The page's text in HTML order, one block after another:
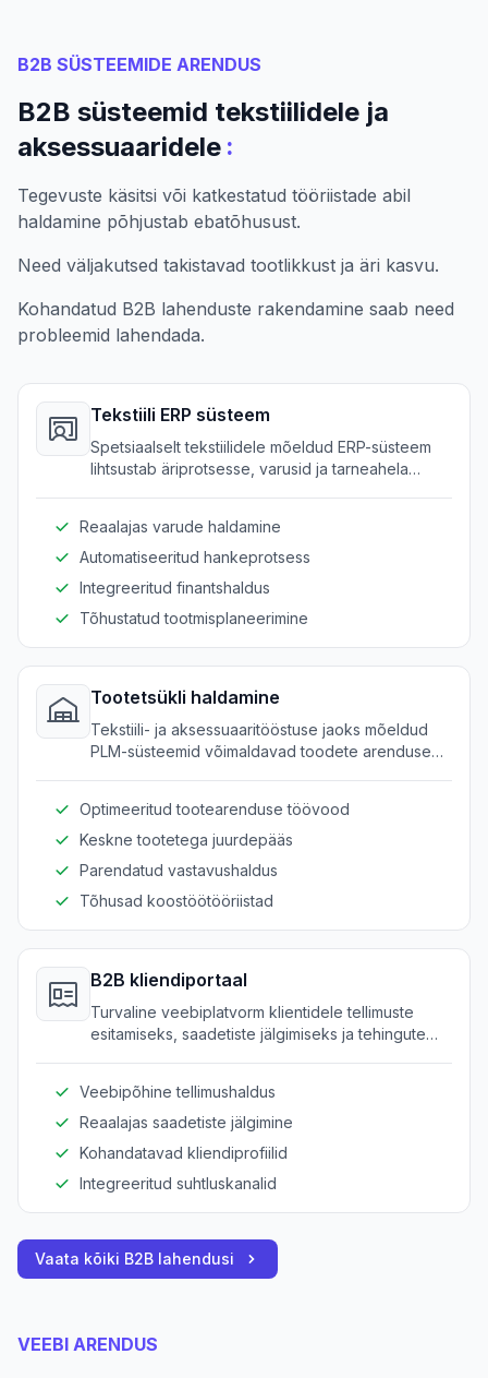
B2B SÜSTEEMIDE ARENDUS
B2B süsteemid tekstiilidele ja
aksessuaaridele :
Tegevuste käsitsi või katkestatud tööriistade abil
haldamine põhjustab ebatõhusust.
Need väljakutsed takistavad tootlikkust ja äri kasvu.
Kohandatud B2B lahenduste rakendamine saab need
probleemid lahendada.
Tekstiili ERP süsteem
Spetsiaalselt tekstiilidele mõeldud ERP-süsteem
lihtsustab äriprotsesse, varusid ja tarneahela
Reaalajas varude haldamine
Automatiseeritud hankeprotsess
Integreeritud finantshaldus
Tõhustatud tootmisplaneerimine
Tootetsükli haldamine
Tekstiili- ja aksessuaaritööstuse jaoks mõeldud
PLM-süsteemid võimaldavad toodete arenduse
Optimeeritud tootearenduse töövood
Keskne tootetega juurdepääs
Parendatud vastavushaldus
Tõhusad koostöötööriistad
B2B kliendiportaal
Turvaline veebiplatvorm klientidele tellimuste
esitamiseks, saadetiste jälgimiseks ja tehingute
Veebipõhine tellimushaldus
Reaalajas saadetiste jälgimine
Kohandatavad kliendiprofiilid
Integreeritud suhtluskanalid
Vaata kõiki B2B lahendusi
VEEBI ARENDUS